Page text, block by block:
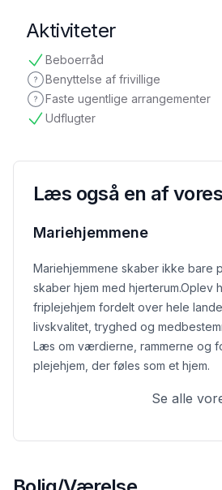
Aktiviteter
Beboerråd
tilgængelig
Benyttelse af frivillige
ikke oplyst
Faste ugentlige arrangementer
ikke oplyst
Udflugter
tilgængelig
Læs også en af
Mariehjemmene
Mariehjemmene skaber ikke bare
skaber hjem med hjerterum.Oplev
friplejehjem fordelt over hele
livskvalitet, tryghed og
Læs om værdierne, rammerne og
plejehjem, der føles som et hjem.
Se alle